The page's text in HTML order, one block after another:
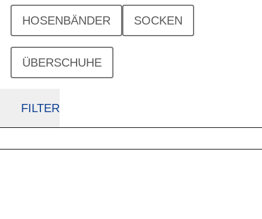
HOSENBÄNDER SOCKEN
ÜBERSCHUHE
FILTER